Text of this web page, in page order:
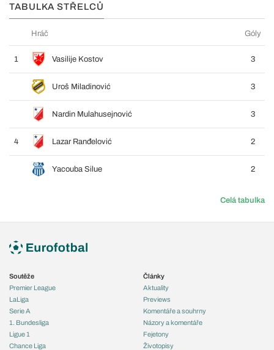
TABULKA STŘELCŮ
Hráč Góly
1 Vasilije Kostov 3
Uroš Miladinović 3
Nardin Mulahusejnović 3
4 Lazar Ranđelović 2
Yacouba Silue 2
Celá tabulka
Soutěže
Premier League
LaLiga
Serie A
1. Bundesliga
Ligue 1
Chance Liga
Články
Aktuality
Previews
Komentáře a souhrny
Názory a komentáře
Fejetony
Životopisy